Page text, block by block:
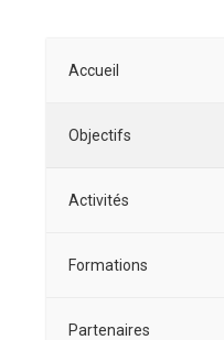
Accueil
Objectifs
Activités
Formations
Partenaires